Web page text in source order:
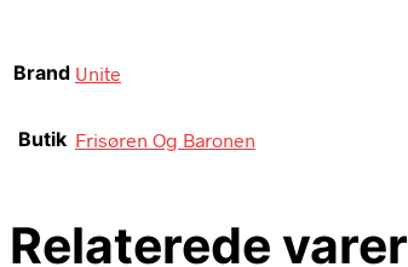
Brand Unite
Butik Frisøren Og Baronen
Relaterede varer